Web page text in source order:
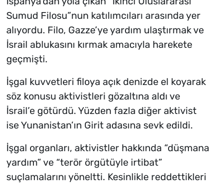
Sumud Filosu”nun katılımcıları arasında yer
alıyordu. Filo, Gazze’ye yardım ulaştırmak ve
İsrail ablukasını kırmak amacıyla harekete
geçmişti.
İşgal kuvvetleri filoya açık denizde el koyarak
söz konusu aktivistleri gözaltına aldı ve
İsrail’e götürdü. Yüzden fazla diğer aktivist
ise Yunanistan’ın Girit adasına sevk edildi.
İşgal organları, aktivistler hakkında “düşmana
yardım” ve “terör örgütüyle irtibat”
suçlamalarını yöneltti. Kesinlikle reddettikleri